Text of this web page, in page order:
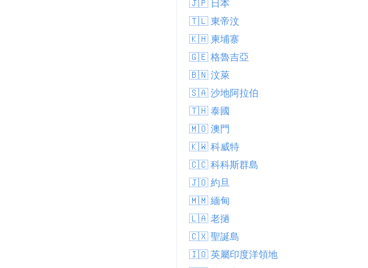
🇯🇵 日本
🇹🇱 東帝汶
🇰🇭 柬埔寨
🇬🇪 格魯吉亞
🇧🇳 汶萊
🇸🇦 沙地阿拉伯
🇹🇭 泰國
🇲🇴 澳門
🇰🇼 科威特
🇨🇨 科科斯群島
🇯🇴 約旦
🇲🇲 緬甸
🇱🇦 老撾
🇨🇽 聖誕島
🇮🇴 英屬印度洋領地